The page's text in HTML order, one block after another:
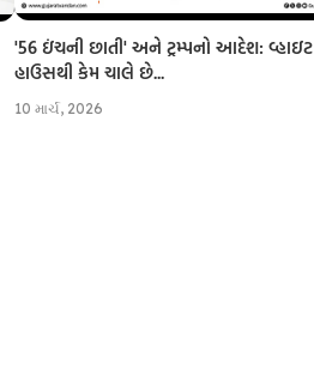
'56 ઇંચની છાતી' અને ટ્રમ્પનો આદેશ: વ્હાઇટ
હાઉસથી કેમ ચાલે છે...
10 માર્ચ, 2026